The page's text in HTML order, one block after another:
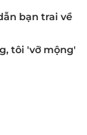
bạn trai về
tôi 'vỡ mộng'